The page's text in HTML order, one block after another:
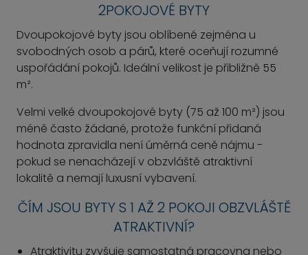
2POKOJOVÉ BYTY
Dvoupokojové byty jsou oblíbené zejména u
svobodných osob a párů, které oceňují rozumné
uspořádání pokojů. Ideální velikost je přibližně 55
m².
Velmi velké dvoupokojové byty (75 až 100 m²) jsou
méně často žádané, protože funkční přidaná
hodnota zpravidla není úměrná ceně nájmu -
pokud se nenacházejí v obzvláště atraktivní
lokalitě a nemají luxusní vybavení.
ČÍM JSOU BYTY S 1 AŽ 2 POKOJI OBZVLÁŠTĚ
ATRAKTIVNÍ?
Atraktivitu zvyšuje samostatná pracovna nebo